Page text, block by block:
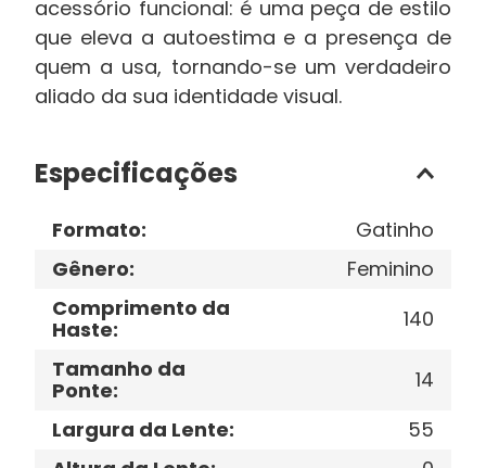
acessório funcional: é uma peça de estilo
que eleva a autoestima e a presença de
quem a usa, tornando-se um verdadeiro
aliado da sua identidade visual.
Especificações
Formato:
Gatinho
Gênero:
Feminino
Comprimento da
Haste:
140
Tamanho da
Ponte:
14
Largura da Lente:
55